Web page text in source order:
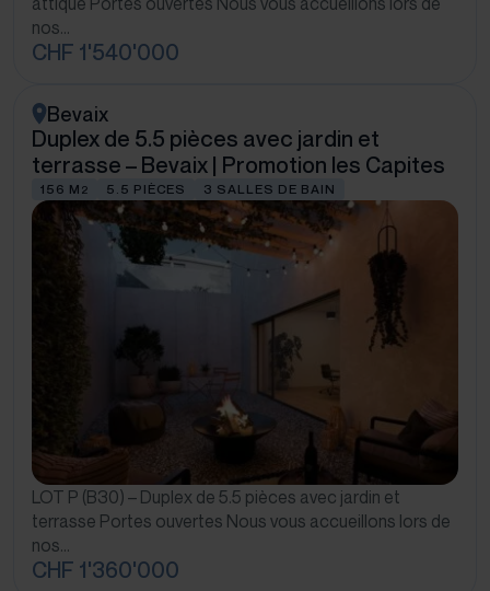
nos…
CHF 1'540'000
Bevaix
Duplex de 5.5 pièces avec jardin et
terrasse – Bevaix | Promotion les Capites
156 M 2 5.5 PIÈCES 3 SALLES DE BAIN
LOT P (B30) – Duplex de 5.5 pièces avec jardin et
terrasse Portes ouvertes Nous vous accueillons lors de
nos…
CHF 1'360'000